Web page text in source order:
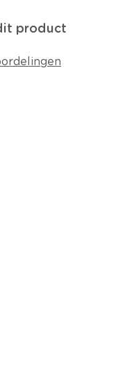
product